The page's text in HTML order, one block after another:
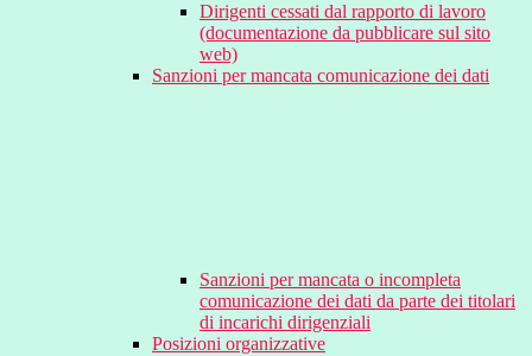
Dirigenti cessati dal rapporto di lavoro
(documentazione da pubblicare sul sito
web)
Sanzioni per mancata comunicazione dei dati
Sanzioni per mancata o incompleta
comunicazione dei dati da parte dei titolari
di incarichi dirigenziali
Posizioni organizzative